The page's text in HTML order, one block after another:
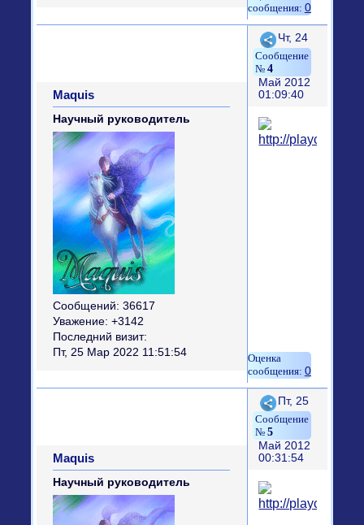
0
Поделиться
4
Чт, 24
Май 2012
01:09:40
Maquis
Научный руководитель
Сообщений: 36617
Уважение: +3142
Последний визит:
Пт, 25 Мар 2022 11:51:54
0
Поделиться
5
Пт, 25
Май 2012
00:31:54
Maquis
Научный руководитель